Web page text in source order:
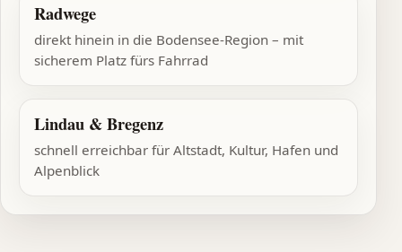
Radwege
direkt hinein in die Bodensee-Region – mit
sicherem Platz fürs Fahrrad
Lindau & Bregenz
schnell erreichbar für Altstadt, Kultur, Hafen und
Alpenblick